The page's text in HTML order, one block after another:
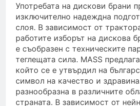
Употребата на дискови брани
изключително надеждна
слоя. В зависимост от
работите изборът на дискова
е съобразен с техническите
теглещата сила. MASS
който се е утвърдил на
символ на качество и
разнообразна в различните
страната. В зависимост от